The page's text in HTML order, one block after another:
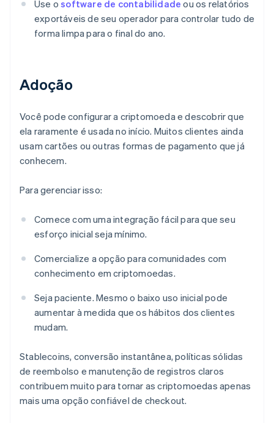
Use osoftware de contabilidade ou os relatórios
exportáveis de seu operador para controlar tudo de
forma limpa para o final do ano.
Adoção
Você pode configurar a criptomoeda e descobrir que
ela raramente é usada no início. Muitos clientes ainda
usam cartões ou outras formas de pagamento que já
conhecem.
Para gerenciar isso:
Comece com uma integração fácil para que seu
esforço inicial seja mínimo.
Comercialize a opção para comunidades com
conhecimento em criptomoedas.
Seja paciente. Mesmo o baixo uso inicial pode
aumentar à medida que os hábitos dos clientes
mudam.
Stablecoins, conversão instantânea, políticas sólidas
de reembolso e manutenção de registros claros
contribuem muito para tornar as criptomoedas apenas
mais uma opção confiável de checkout.